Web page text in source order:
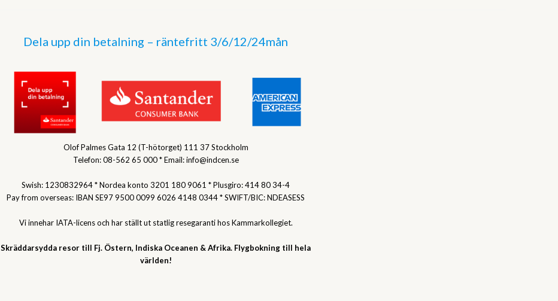
Dela upp din betalning – räntefritt 3/6/12/24mån
Olof Palmes Gata 12 (T-hötorget) 111 37 Stockholm
Telefon: 08-562 65 000 * Email: info@indcen.se
Swish: 1230832964 * Nordea konto 3201 180 9061 * Plusgiro: 414 80 34-4
Pay from overseas: IBAN SE97 9500 0099 6026 4148 0344 * SWIFT/BIC: NDEASESS
Vi innehar IATA-licens och har ställt ut statlig resegaranti hos Kammarkollegiet.
Skräddarsydda resor till Fj. Östern, Indiska Oceanen & Afrika. Flygbokning till hela
världen!